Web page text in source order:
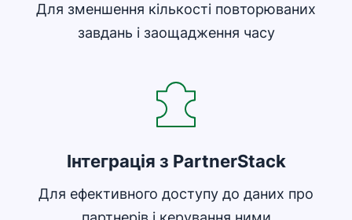
Для зменшення кількості повторюваних
завдань і заощадження часу
Інтеграція з PartnerStack
Для ефективного доступу до даних про